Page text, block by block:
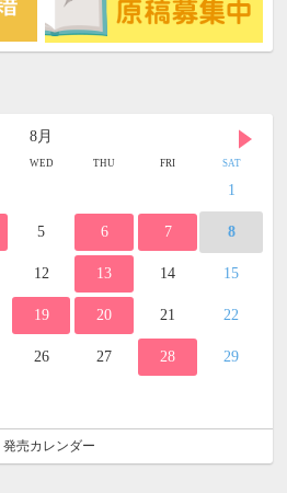
8月
WED THU FRI SAT
1
5 6 7 8
12 13 14 15
19 20 21 22
26 27 28 29
発売カレンダー